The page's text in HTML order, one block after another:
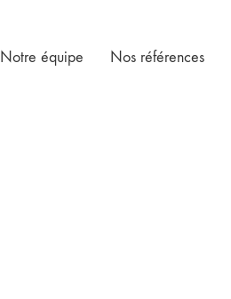
Notre équipe Nos références